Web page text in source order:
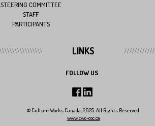
STEERING COMMITTEE
STAFF
PARTICIPANTS
LINKS
FOLLOW US
© Culture Works Canada, 2025. All Rights Reserved.
www.cwc-coc.ca